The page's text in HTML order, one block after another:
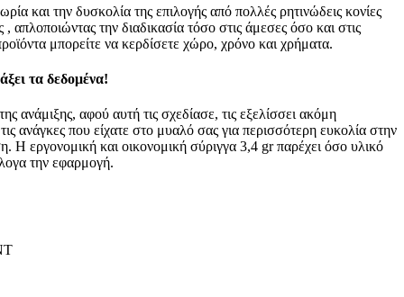
και την δυσκολία της επιλογής από πολλές ρητινώδεις κονίες
απλοποιώντας την διαδικασία τόσο στις άμεσες όσο και στις
μπορείτε να κερδίσετε χώρο, χρόνο και χρήματα.
τα δεδομένα!
ανάμιξης, αφού αυτή τις σχεδίασε, τις εξελίσσει ακόμη
ανάγκες που είχατε στο μυαλό σας για περισσότερη ευκολία στην
Η εργονομική και οικονομική σύριγγα 3,4 gr παρέχει όσο υλικό
την εφαρμογή.